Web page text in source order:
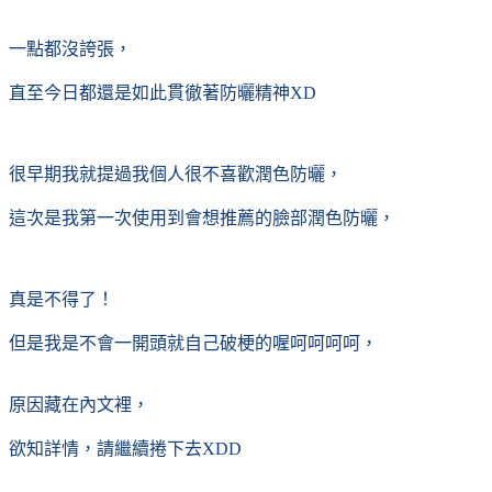
一點都沒誇張，
直至今日都還是如此貫徹著防曬精神XD
很早期我就提過我個人很不喜歡潤色防曬，
這次是我第一次使用到會想推薦的臉部潤色防曬，
真是不得了！
但是我是不會一開頭就自己破梗的喔呵呵呵呵，
原因藏在內文裡，
欲知詳情，請繼續捲下去XDD